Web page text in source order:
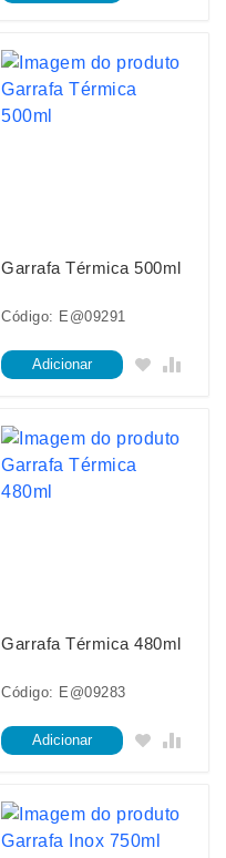
Garrafa Térmica 500ml
Código: E@09291
Adicionar
Garrafa Térmica 480ml
Código: E@09283
Adicionar